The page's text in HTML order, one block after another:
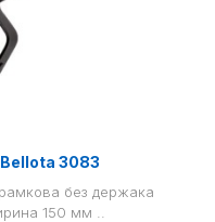
3083
без держака
150 мм ..